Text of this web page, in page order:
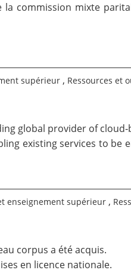
la commission mixte
supérieur , Ressources et
global provider of
existing services to
enseignement supérieur ,
corpus a été acquis.
en licence nationale.